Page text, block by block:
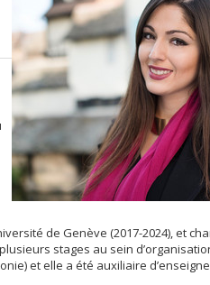
de Genève (2017-2024), et
stages au sein
et elle a été auxiliaire